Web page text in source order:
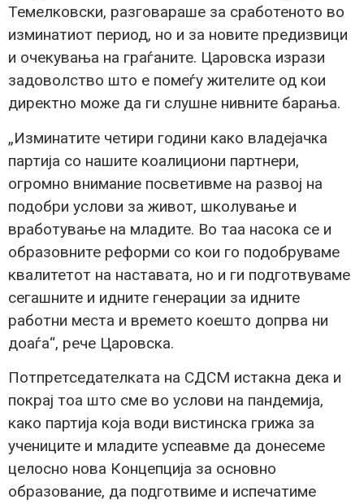
Темелковски, разговараше за сработеното во
изминатиот период, но и за новите предизвици
и очекувања на граѓаните. Царовска изрази
задоволство што е помеѓу жителите од кои
директно може да ги слушне нивните барања.
„Изминатите четири години како владејачка
партија со нашите коалициони партнери,
огромно внимание посветивме на развој на
подобри услови за живот, школување и
вработување на младите. Во таа насока се и
образовните реформи со кои го подобруваме
квалитетот на наставата, но и ги подготвуваме
сегашните и идните генерации за идните
работни места и времето коешто допрва ни
доаѓа“, рече Царовска.
Потпретседателката на СДСМ истакна дека и
покрај тоа што сме во услови на пандемија,
како партија која води вистинска грижа за
учениците и младите успеавме да донесеме
целосно нова Концепција за основно
образование, да подготвиме и испечатиме